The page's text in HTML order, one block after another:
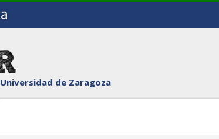
Universidad de Zaragoza